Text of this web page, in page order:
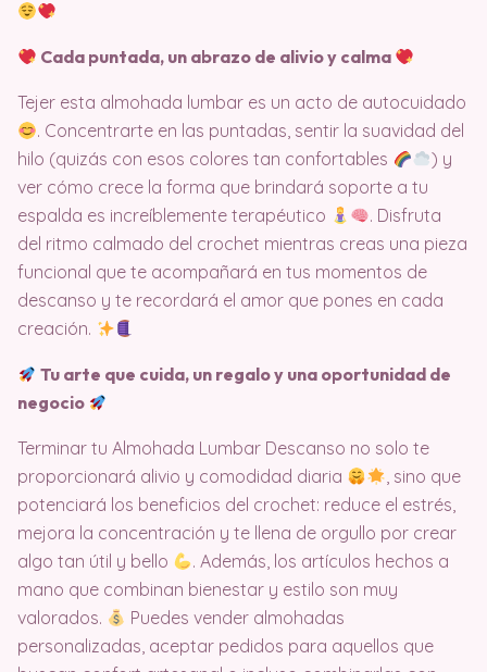
Cada puntada, un abrazo de alivio y calma
Tejer esta almohada lumbar es un acto de autocuidado
. Concentrarte en las puntadas, sentir la suavidad del
hilo (quizás con esos colores tan confortables
) y
ver cómo crece la forma que brindará soporte a tu
espalda es increíblemente terapéutico
. Disfruta
del ritmo calmado del crochet mientras creas una pieza
funcional que te acompañará en tus momentos de
descanso y te recordará el amor que pones en cada
creación.
Tu arte que cuida, un regalo y una oportunidad de
negocio
Terminar tu Almohada Lumbar Descanso no solo te
proporcionará alivio y comodidad diaria
, sino que
potenciará los beneficios del crochet: reduce el estrés,
mejora la concentración y te llena de orgullo por crear
algo tan útil y bello
. Además, los artículos hechos a
mano que combinan bienestar y estilo son muy
valorados.
Puedes vender almohadas
personalizadas, aceptar pedidos para aquellos que